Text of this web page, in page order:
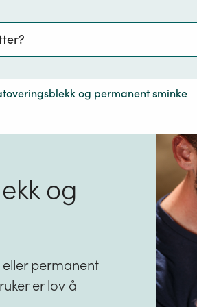
og permanent sminke
og
permanent
er lov å